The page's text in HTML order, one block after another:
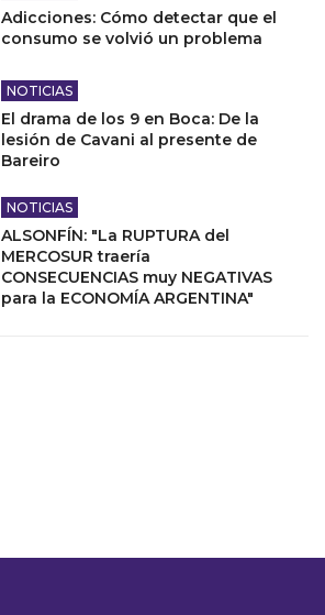
Adicciones: Cómo detectar que el
consumo se volvió un problema
NOTICIAS
El drama de los 9 en Boca: De la
lesión de Cavani al presente de
Bareiro
NOTICIAS
ALSONFÍN: "La RUPTURA del
MERCOSUR traería
CONSECUENCIAS muy NEGATIVAS
para la ECONOMÍA ARGENTINA"